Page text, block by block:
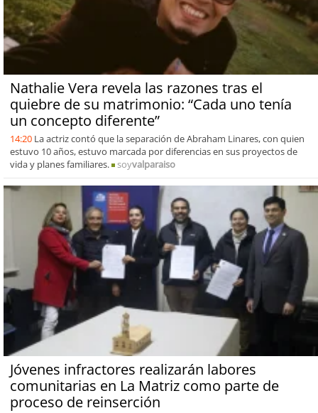
Nathalie Vera revela las razones tras el
quiebre de su matrimonio: “Cada uno tenía
un concepto diferente”
14:20 La actriz contó que la separación de Abraham Linares, con quien
estuvo 10 años, estuvo marcada por diferencias en sus proyectos de
vida y planes familiares.
soyvalparaiso
Jóvenes infractores realizarán labores
comunitarias en La Matriz como parte de
proceso de reinserción